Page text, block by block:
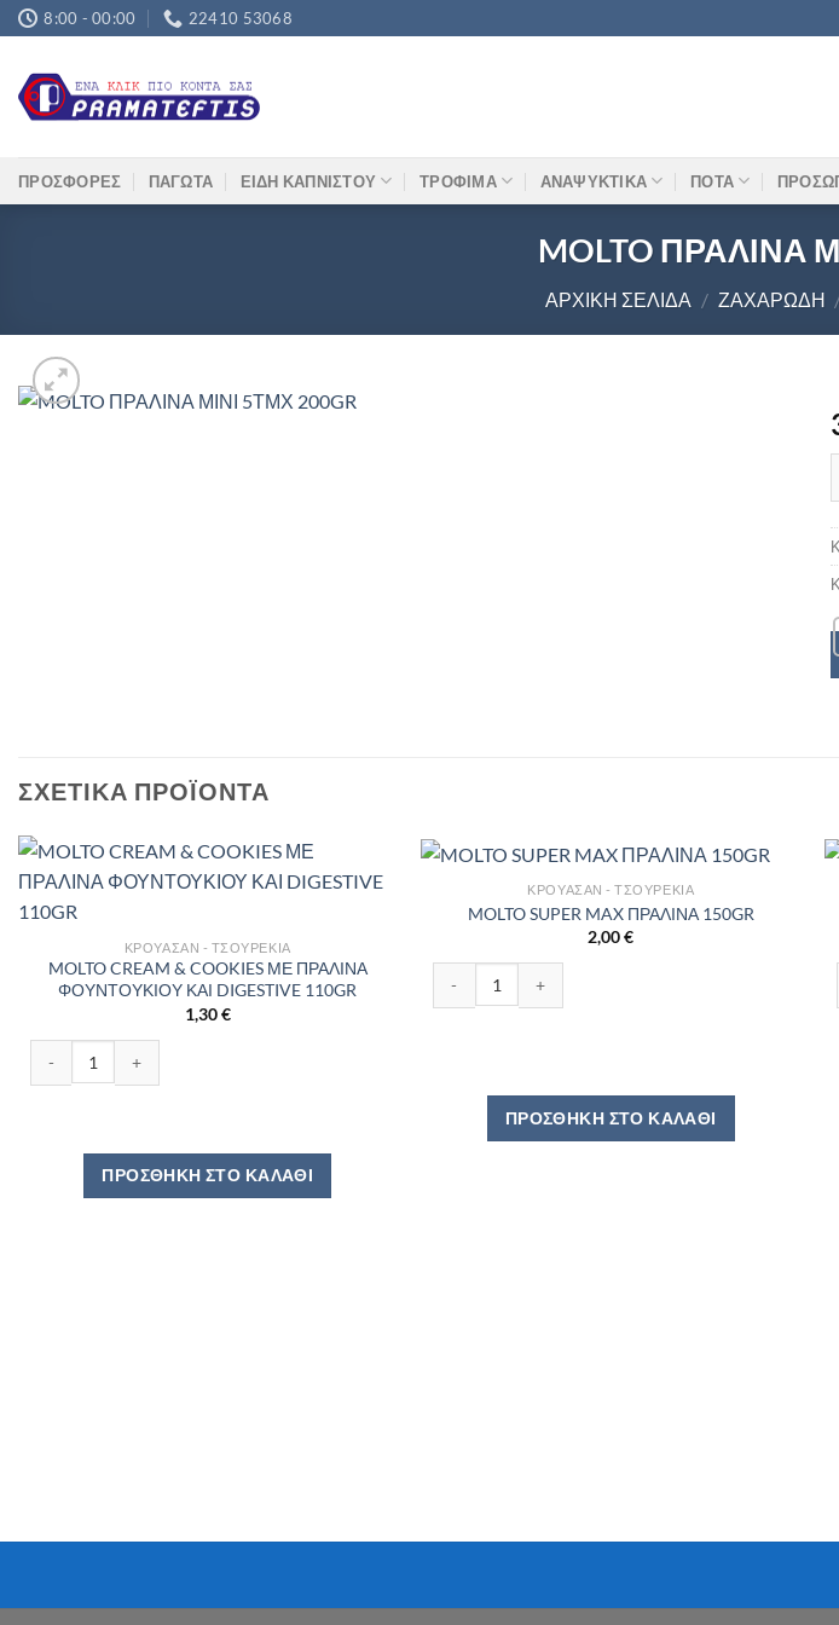
Μετάβαση
στο
περιεχόμενο
8:00 - 00:00 22410 53068
ΠΡΟΣΦΟΡΕΣ ΠΑΓΩΤΑ ΕΙΔΗ ΚΑΠΝΙΣΤΟΥ ΤΡΟΦΙΜΑ ΑΝΑΨΥΚΤΙΚΑ ΠΟΤΑ
MOLTO ΠΡΑΛΙΝΑ
ΑΡΧΙΚΉ ΣΕΛΊΔΑ / ΖΑΧΑΡΏΔΗ
ΣΧΕΤΙΚΆ ΠΡΟΪΌΝΤΑ
ΚΡΟΥΑΣΆΝ - ΤΣΟΥΡΈΚΙΑ
MOLTO CREAM & COOKIES ΜΕ ΠΡΑΛΙΝΑ
ΦΟΥΝΤΟΥΚΙΟΥ ΚΑΙ DIGESTIVE 110GR
1,30€
ΠΡΟΣΘΉΚΗ ΣΤΟ ΚΑΛΆΘΙ
ΚΡΟΥΑΣΆΝ - ΤΣΟΥΡΈΚΙΑ
MOLTO SUPER MAX ΠΡΑΛΙΝΑ 150GR
2,00€
ΠΡΟΣΘΉΚΗ ΣΤΟ ΚΑΛΆΘΙ